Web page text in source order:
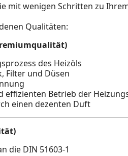
mit wenigen Schritten zu
Qualitäten:
des Heizöls
Filter und Düsen
effizienten Betrieb der
einen dezenten Duft
die DIN 51603-1